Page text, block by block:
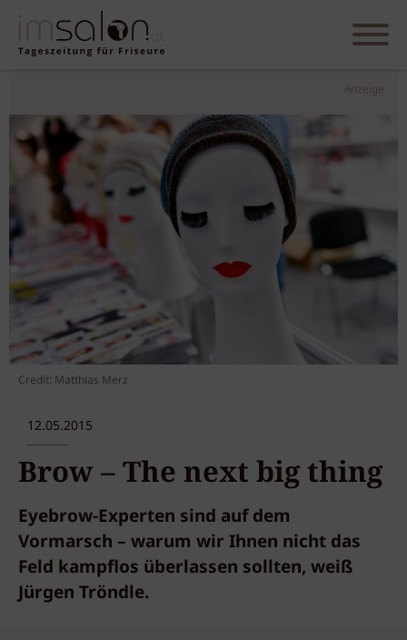
Anzeige
Credit: Matthias Merz
12.05.2015
Brow – The next big thing
Eyebrow-Experten sind auf dem
Vormarsch – warum wir Ihnen nicht das
Feld kampflos überlassen sollten, weiß
Jürgen Tröndle.